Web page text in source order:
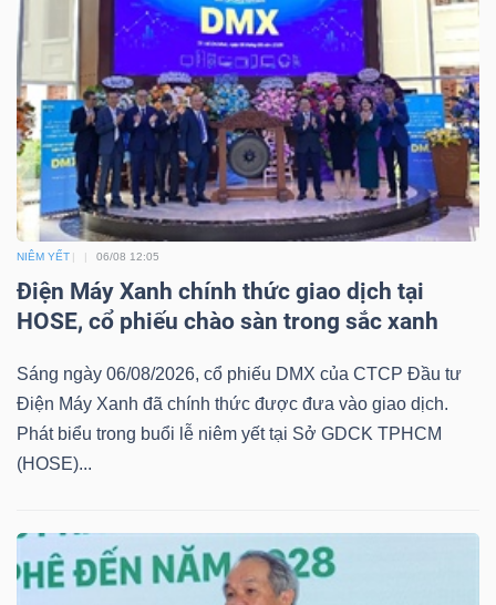
NIÊM YẾT 06/08 12:05
Điện Máy Xanh chính thức giao dịch tại
HOSE, cổ phiếu chào sàn trong sắc xanh
Sáng ngày 06/08/2026, cổ phiếu DMX của CTCP Đầu tư
Điện Máy Xanh đã chính thức được đưa vào giao dịch.
Phát biểu trong buổi lễ niêm yết tại Sở GDCK TPHCM
(HOSE)...
VĨ
MÔ
NGÀNH
DOANH
CỔ
PHÁI